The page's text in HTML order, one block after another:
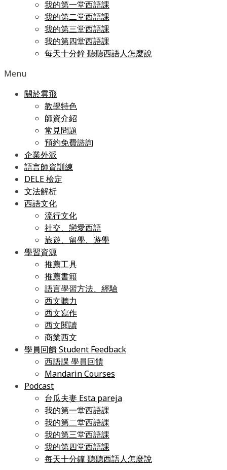
我的第一堂西語課
我的第二堂西語課
我的第三堂西語課
我的第四堂西語課
每天十分鐘 聽聽西語人怎麼說
Menu
關於雲飛
教學特色
師資介紹
常見問題
預約免費諮詢
企業外派
語言師資訓練
DELE 檢定
文法解析
西語文化
流行文化
社交、戀愛西語
旅遊、留學、遊學
學習資源
推薦工具
推薦書籍
語言學習方法、經驗
西文聽力
西文寫作
西文閱讀
商業西文
學員回饋 Student Feedback
西語課 學員回饋
Mandarin Courses
Podcast
台瓜夫妻 Esta pareja
我的第一堂西語課
我的第二堂西語課
我的第三堂西語課
我的第四堂西語課
每天十分鐘 聽聽西語人怎麼說